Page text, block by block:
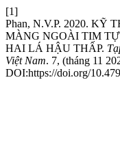
[1]
Phan, N.V.P. 2020. KỸ
MÀNG NGOÀI TIM
HAI LÁ HẬU THẤP.
Việt Nam. 7, (tháng 11
DOI:https://doi.org/